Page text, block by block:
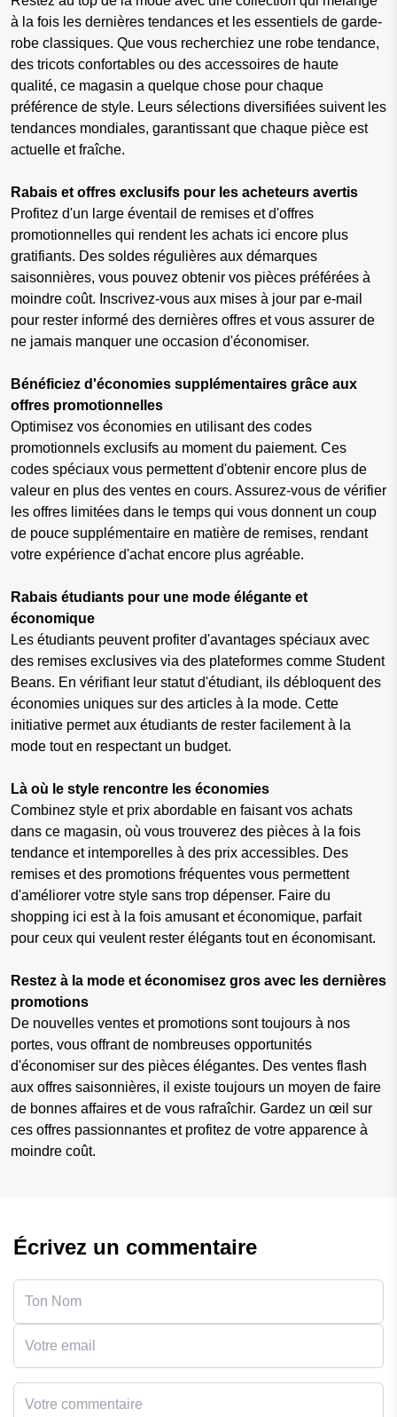
à la fois les dernières tendances et les essentiels de garde-
robe classiques. Que vous recherchiez une robe tendance,
des tricots confortables ou des accessoires de haute
qualité, ce magasin a quelque chose pour chaque
préférence de style. Leurs sélections diversifiées suivent les
tendances mondiales, garantissant que chaque pièce est
actuelle et fraîche.
Rabais et offres exclusifs pour les acheteurs avertis
Profitez d'un large éventail de remises et d'offres
promotionnelles qui rendent les achats ici encore plus
gratifiants. Des soldes régulières aux démarques
saisonnières, vous pouvez obtenir vos pièces préférées à
moindre coût. Inscrivez-vous aux mises à jour par e-mail
pour rester informé des dernières offres et vous assurer de
ne jamais manquer une occasion d'économiser.
Bénéficiez d'économies supplémentaires grâce aux
offres promotionnelles
Optimisez vos économies en utilisant des codes
promotionnels exclusifs au moment du paiement. Ces
codes spéciaux vous permettent d'obtenir encore plus de
valeur en plus des ventes en cours. Assurez-vous de vérifier
les offres limitées dans le temps qui vous donnent un coup
de pouce supplémentaire en matière de remises, rendant
votre expérience d'achat encore plus agréable.
Rabais étudiants pour une mode élégante et
économique
Les étudiants peuvent profiter d'avantages spéciaux avec
des remises exclusives via des plateformes comme Student
Beans. En vérifiant leur statut d'étudiant, ils débloquent des
économies uniques sur des articles à la mode. Cette
initiative permet aux étudiants de rester facilement à la
mode tout en respectant un budget.
Là où le style rencontre les économies
Combinez style et prix abordable en faisant vos achats
dans ce magasin, où vous trouverez des pièces à la fois
tendance et intemporelles à des prix accessibles. Des
remises et des promotions fréquentes vous permettent
d'améliorer votre style sans trop dépenser. Faire du
shopping ici est à la fois amusant et économique, parfait
pour ceux qui veulent rester élégants tout en économisant.
Restez à la mode et économisez gros avec les dernières
promotions
De nouvelles ventes et promotions sont toujours à nos
portes, vous offrant de nombreuses opportunités
d'économiser sur des pièces élégantes. Des ventes flash
aux offres saisonnières, il existe toujours un moyen de faire
de bonnes affaires et de vous rafraîchir. Gardez un œil sur
ces offres passionnantes et profitez de votre apparence à
moindre coût.
Écrivez un commentaire